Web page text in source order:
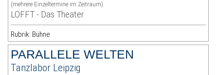
(mehrere Einzeltermine im Zeitraum)
LOFFT - Das Theater
Rubrik: Bühne
PARALLELE WELTEN
Tanzlabor Leipzig